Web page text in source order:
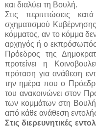
και διαλύει τη Βουλή.
Στις περιπτώσεις
σχηματισμού
κόμματος, αν το κόμμα
αρχηγός ή ο εκπρόσωπός
Πρόεδρος της
προτείνει η
πρόταση για ανάθεση
την ημέρα που ο
του ανακοινώνει στον
των κομμάτων στη
από κάθε ανάθεση
Στις διερευνητικές